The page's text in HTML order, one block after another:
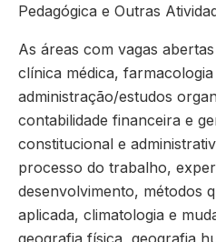
Pedagógica e Outras
As áreas com vagas
clínica médica,
administração/estudos
contabilidade financeira e
constitucional e
processo do trabalho,
desenvolvimento, métodos
aplicada, climatologia e
geografia física, geografia